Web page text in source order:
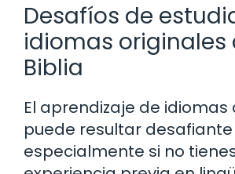
Desafíos de
idiomas originales
Biblia
El aprendizaje de idiomas
puede resultar
especialmente si no